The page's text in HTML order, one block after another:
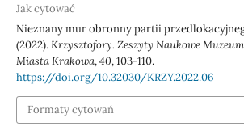
Jak cytować
Nieznany mur obronny partii
(2022).Krzysztofory. Zeszyty Naukowe
Miasta Krakowa,40, 103-110.
https://doi.org/10.32030/KRZY.2022.06
Formaty cytowań